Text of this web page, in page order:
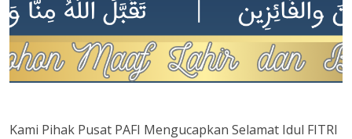
Kami Pihak Pusat PAFI Mengucapkan Selamat Idul FITRI